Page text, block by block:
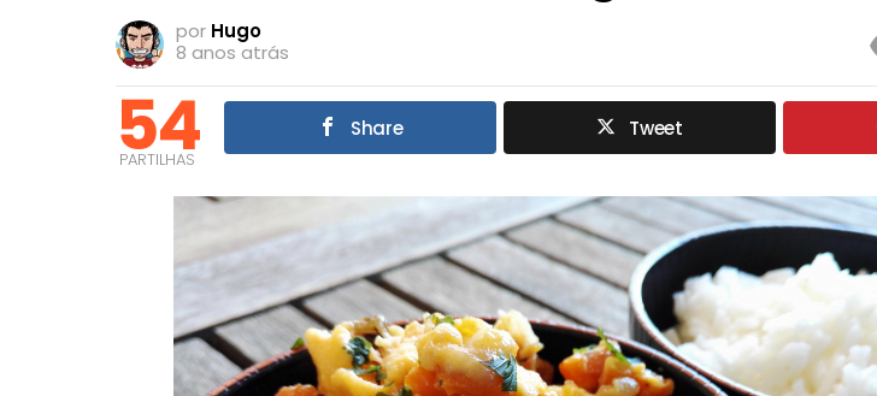
por Hugo
8 anos atrás
54
PARTILHAS
Share Tweet